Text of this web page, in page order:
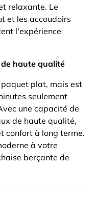
relaxante. Le
et les accoudoirs
l'expérience
haute qualité
plat, mais est
seulement
une capacité de
de haute qualité,
confort à long terme.
à votre
berçante de